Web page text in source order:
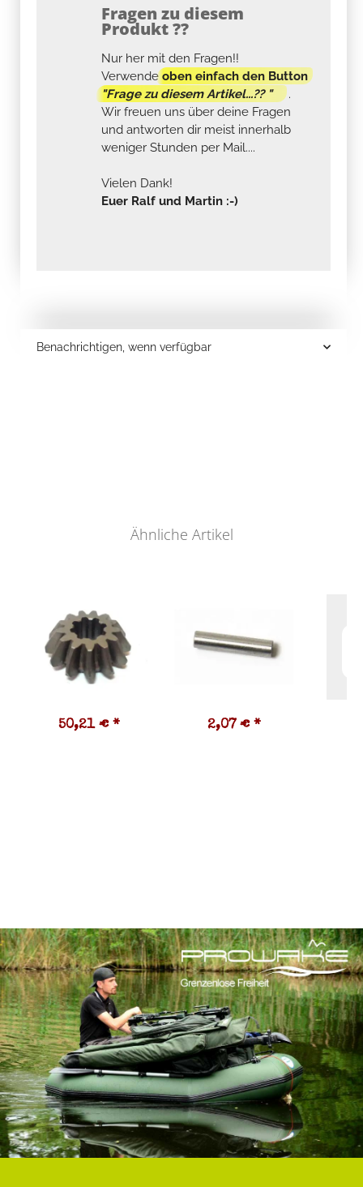
Fragen zu diesem
Produkt ??
Nur her mit den Fragen!!
Verwendeoben einfach den Button
"Frage zu diesem Artikel...?? "
.
Wir freuen uns über deine Fragen
und antworten dir meist innerhalb
weniger Stunden per Mail....
Vielen Dank!
Euer Ralf und Martin :-)
Benachrichtigen, wenn verfügbar
Ähnliche Artikel
50,21 € * 2,07 € *